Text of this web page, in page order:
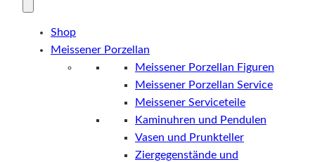
Shop
Meissener Porzellan
Meissener Porzellan Figuren
Meissener Porzellan Service
Meissener Serviceteile
Kaminuhren und Pendulen
Vasen und Prunkteller
Ziergegenstände und